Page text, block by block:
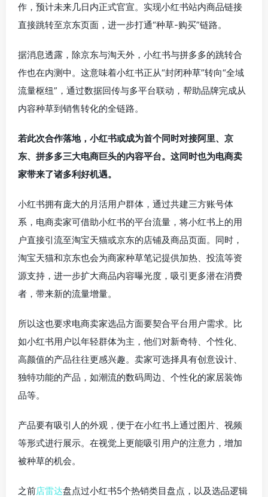
作，预计未来几日内正式官宣。实现小红书站内商品链接
直接跳转至京东页面，进一步打通“种草-购买”链路。
据消息透露，除京东与淘天外，小红书与拼多多的跳转合
作也在内测中。这意味着小红书正从“封闭种草”转向“全域
流量枢纽”，通过数据回传与多平台联动，帮助品牌完成从
内容种草到销售转化的全链路。
若此次合作落地，小红书或成为首个同时对接阿里、京
东、拼多多三大电商巨头的内容平台。这同时也为电商卖
家带来了诸多利好机遇。
小红书拥有庞大的月活用户群体，通过共建三方账号体
系，电商卖家可借助小红书的平台流量，将小红书上的用
户直接引流至淘宝天猫或京东的店铺及商品页面。同时，
淘宝天猫和京东也会为商家种草笔记提供加热、投流等资
源支持，进一步扩大商品内容曝光度，吸引更多潜在消费
者，带来新的流量增量。
所以这也要求电商卖家选品方面要契合平台用户需求。比
如小红书用户以年轻群体为主，他们对新奇特、个性化、
高颜值的产品往往更感兴趣。卖家可选择具有创意设计、
独特功能的产品，如潮流的数码周边、个性化的家居装饰
品等。
产品要有吸引人的外观，便于在小红书上通过图片、视频
等形式进行展示。在视觉上更能吸引用户的注意力，增加
被种草的机会。
之前店雷达盘点过小红书5个热销类目盘点，以及选品逻辑